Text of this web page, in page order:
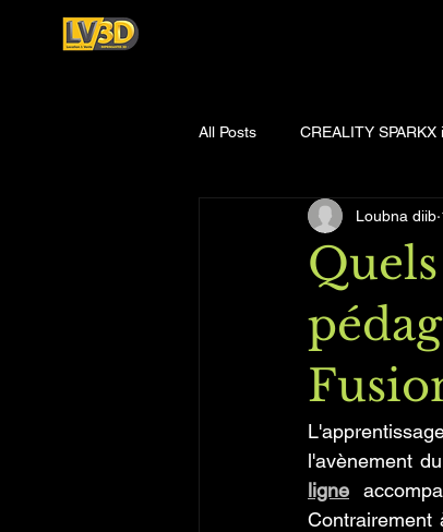
All Posts CREALITY
Loubna diib
l'avènement
ligne